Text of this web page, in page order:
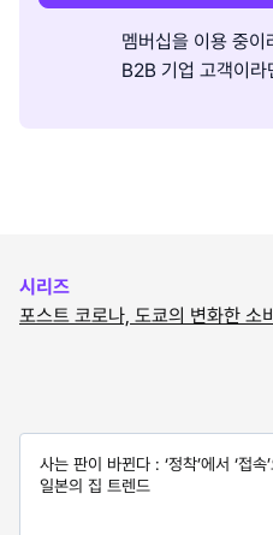
멤버십을 이용 중이
B2B 기업 고객이라
시리즈
포스트 코로나, 도쿄의 변화한 소
사는 판이 바뀐다 : ‘정착’에서 ‘접속
일본의 집 트렌드